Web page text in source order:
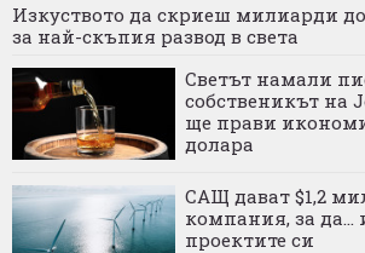
Изкуството да скриеш милиарди
за най-скъпия развод в света
Светът намали
собственикът на
ще прави
долара
САЩ дават $1,2
компания, за да...
проектите си